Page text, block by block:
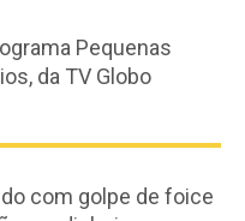
Pequenas
da TV Globo
com golpe de foice